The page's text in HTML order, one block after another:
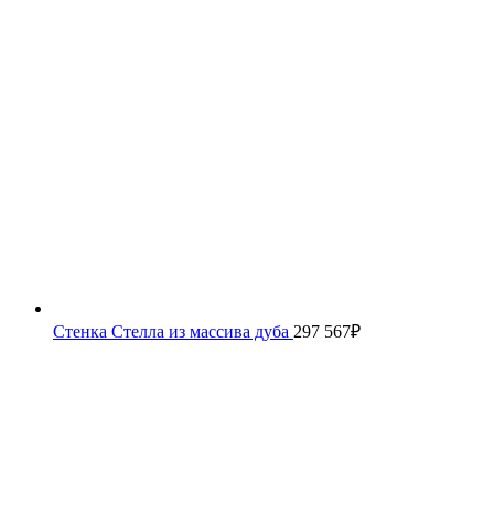
Стенка Стелла из массива дуба 297 567₽